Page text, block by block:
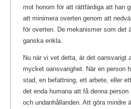
mot honom för att rättfärdiga att han
att minimera overten genom att
för overten. De mekanismer som det
ganska enkla.
Nu när vi vet detta, är det oansvarigt
mycket oansvarighet. När en person
stad, en befattning, ett arbete, eller
det enda humana att få denna
och undanhållanden. Att göra mindre